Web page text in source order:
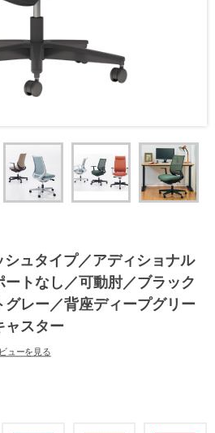
ュタイプ／アディショナル
トなし／可動肘／ブラック
レー／背座ディープグリー
ャスター
ューを見る